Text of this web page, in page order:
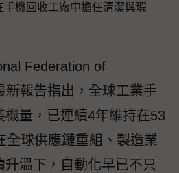
手機回收工廠中擔任清潔與瑕
Federation of
新報告指出，全球工業手
機量，已連續4年維持在53
全球供應鏈重組、製造業
升溫下，自動化早已不只